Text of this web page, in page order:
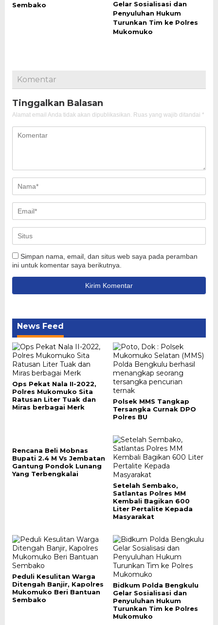
Sembako
Gelar Sosialisasi dan
Penyuluhan Hukum
Turunkan Tim ke Polres
Mukomuko
Komentar
Tinggalkan Balasan
Alamat email Anda tidak akan dipublikasikan. Ruas yang wajib ditandai *
Simpan nama, email, dan situs web saya pada peramban
ini untuk komentar saya berikutnya.
News Feed
Ops Pekat Nala II-2022,
Polres Mukomuko Sita
Ratusan Liter Tuak dan
Miras berbagai Merk
Polsek MMS Tangkap
Tersangka Curnak DPO
Polres BU
Rencana Beli Mobnas
Bupati 2.4 M Vs Jembatan
Gantung Pondok Lunang
Yang Terbengkalai
Setelah Sembako,
Satlantas Polres MM
Kembali Bagikan 600
Liter Pertalite Kepada
Masyarakat
Peduli Kesulitan Warga
Ditengah Banjir, Kapolres
Mukomuko Beri Bantuan
Sembako
Bidkum Polda Bengkulu
Gelar Sosialisasi dan
Penyuluhan Hukum
Turunkan Tim ke Polres
Mukomuko